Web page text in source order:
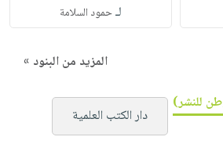
لـحمود السلامة
المزيد من البنود »
للنشر)
دار الكتب العلمية